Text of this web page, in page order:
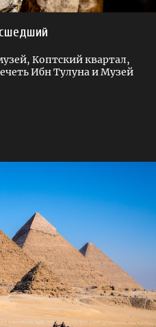
Коптский квартал,
Ибн Тулуна и Музей